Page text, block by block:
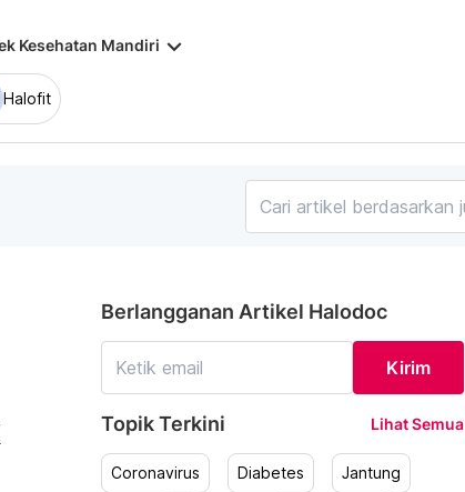
Kesehatan Mandiri keyboard_arrow_down
Halofit
Berlangganan Artikel Halodoc
Kirim
Topik Terkini Lihat Semua
Coronavirus Diabetes Jantung